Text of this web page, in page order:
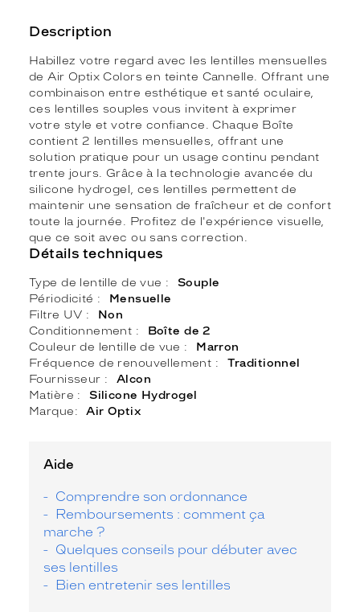
Description
Habillez votre regard avec les lentilles mensuelles
de Air Optix Colors en teinte Cannelle. Offrant une
combinaison entre esthétique et santé oculaire,
ces lentilles souples vous invitent à exprimer
votre style et votre confiance. Chaque Boîte
contient 2 lentilles mensuelles, offrant une
solution pratique pour un usage continu pendant
trente jours. Grâce à la technologie avancée du
silicone hydrogel, ces lentilles permettent de
maintenir une sensation de fraîcheur et de confort
toute la journée. Profitez de l'expérience visuelle,
que ce soit avec ou sans correction.
Détails techniques
Type de lentille de vue
Souple
Périodicité
Mensuelle
Filtre UV
Non
Conditionnement
Boîte de 2
Couleur de lentille de vue
Marron
Fréquence de renouvellement
Traditionnel
Fournisseur
Alcon
Matière
Silicone Hydrogel
Marque
Air Optix
Aide
Comprendre son ordonnance
Remboursements : comment ça
marche ?
Quelques conseils pour débuter avec
ses lentilles
Bien entretenir ses lentilles